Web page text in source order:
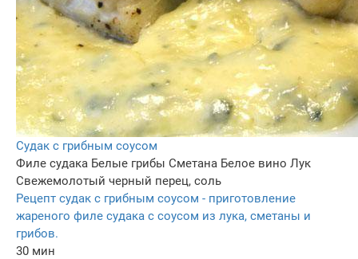
Судак с грибным соусом
Филе судака Белые грибы Сметана Белое вино Лук
Свежемолотый черный перец, соль
Рецепт судак с грибным соусом - приготовление
жареного филе судака с соусом из лука, сметаны и
грибов.
30 мин